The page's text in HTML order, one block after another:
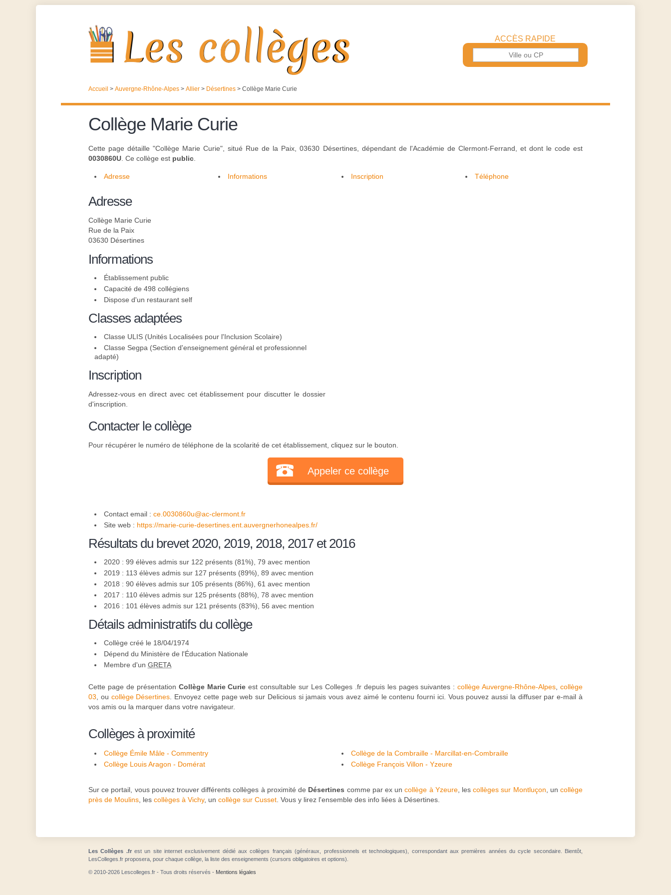
ACCÈS RAPIDE
Accueil > Auvergne-Rhône-Alpes > Allier > Désertines > Collège Marie Curie
Collège Marie Curie
Cette page détaille "Collège Marie Curie", situé Rue de la Paix, 03630 Désertines, dépendant de l'Académie de Clermont-Ferrand, et dont le code est
0030860U . Ce collège est public
Adresse Informations Inscription Téléphone
Adresse
Collège Marie Curie
Rue de la Paix
03630 Désertines
Informations
Établissement public
Capacité de 498 collégiens
Dispose d'un restaurant self
Classes adaptées
Classe ULIS (Unités Localisées pour l'Inclusion Scolaire)
Classe Segpa (Section d'enseignement général et professionnel
adapté)
Inscription
Adressez-vous en direct avec cet établissement pour discutter le dossier
d'inscription.
Contacter le collège
Pour récupérer le numéro de téléphone de la scolarité de cet établissement, cliquez sur le bouton.
Appeler ce collège
Contact email : ce.0030860u@ac-clermont.fr
Site web : https://marie-curie-desertines.ent.auvergnerhonealpes.fr/
Résultats du brevet 2020, 2019, 2018, 2017 et 2016
2020 : 99 élèves admis sur 122 présents (81%), 79 avec mention
2019 : 113 élèves admis sur 127 présents (89%), 89 avec mention
2018 : 90 élèves admis sur 105 présents (86%), 61 avec mention
2017 : 110 élèves admis sur 125 présents (88%), 78 avec mention
2016 : 101 élèves admis sur 121 présents (83%), 56 avec mention
Détails administratifs du collège
Collège créé le 18/04/1974
Dépend du Ministère de l'Éducation Nationale
Membre d'un GRETA
Cette page de présentation Collège Marie Curie est consultable sur Les Colleges .fr depuis les pages suivantes :collège Auvergne-Rhône-Alpes ,collège
03 , ou collège Désertines . Envoyez cette page web sur Delicious si jamais vous avez aimé le contenu fourni ici. Vous pouvez aussi la diffuser par e-mail à
vos amis ou la marquer dans votre navigateur.
Collèges à proximité
Collège Émile Mâle - Commentry
Collège de la Combraille - Marcillat-en-Combraille
Collège Louis Aragon - Domérat
Collège François Villon - Yzeure
Sur ce portail, vous pouvez trouver différents collèges à proximité de Désertines comme par ex uncollège à Yzeure, lescollèges sur Montluçon , uncollège
près de Moulins , les collèges à Vichy, un collège sur Cusset . Vous y lirez l'ensemble des info liées à Désertines.
Les Collèges .frest un site internet exclusivement dédié aux collèges français (généraux, professionnels et technologiques), correspondant aux premières années du cycle secondaire. Bientôt,
LesColleges.fr proposera, pour chaque collège, la liste des enseignements (cursors obligatoires et options).
© 2010-2026 Lescolleges.fr - Tous droits réservés - Mentions légales